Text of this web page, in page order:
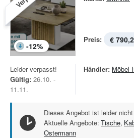
-12%
Preis: €
Leider verpasst!
Gültig: 26.10. -
11.11.
Händler: Möbel
Dieses Angebot ist leider
Aktuelle Angebote: Tische,
Ostermann